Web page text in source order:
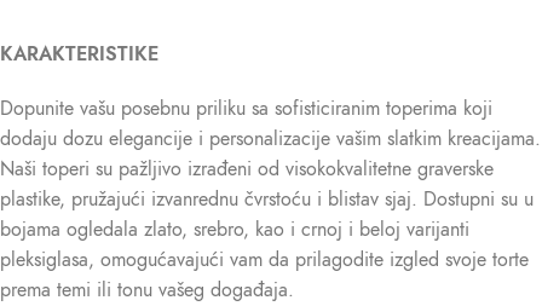
KARAKTERISTIKE
Dopunite vašu posebnu priliku sa sofisticiranim toperima koji
dodaju dozu elegancije i personalizacije vašim slatkim kreacijama.
Naši toperi su pažljivo izrađeni od visokokvalitetne graverske
plastike, pružajući izvanrednu čvrstoću i blistav sjaj. Dostupni su u
bojama ogledala zlato, srebro, kao i crnoj i beloj varijanti
pleksiglasa, omogućavajući vam da prilagodite izgled svoje torte
prema temi ili tonu vašeg događaja.